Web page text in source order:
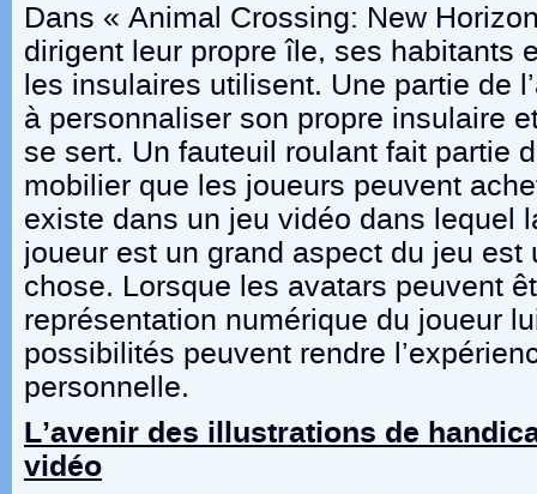
Dans « Animal Crossing: New
dirigent leur propre île, ses habitants
les insulaires utilisent. Une partie de
à personnaliser son propre insulaire
se sert. Un fauteuil roulant fait partie
mobilier que les joueurs peuvent
existe dans un jeu vidéo dans lequel
joueur est un grand aspect du jeu est
chose. Lorsque les avatars peuvent
représentation numérique du joueur
possibilités peuvent rendre
personnelle.
L’avenir des illustrations de
vidéo